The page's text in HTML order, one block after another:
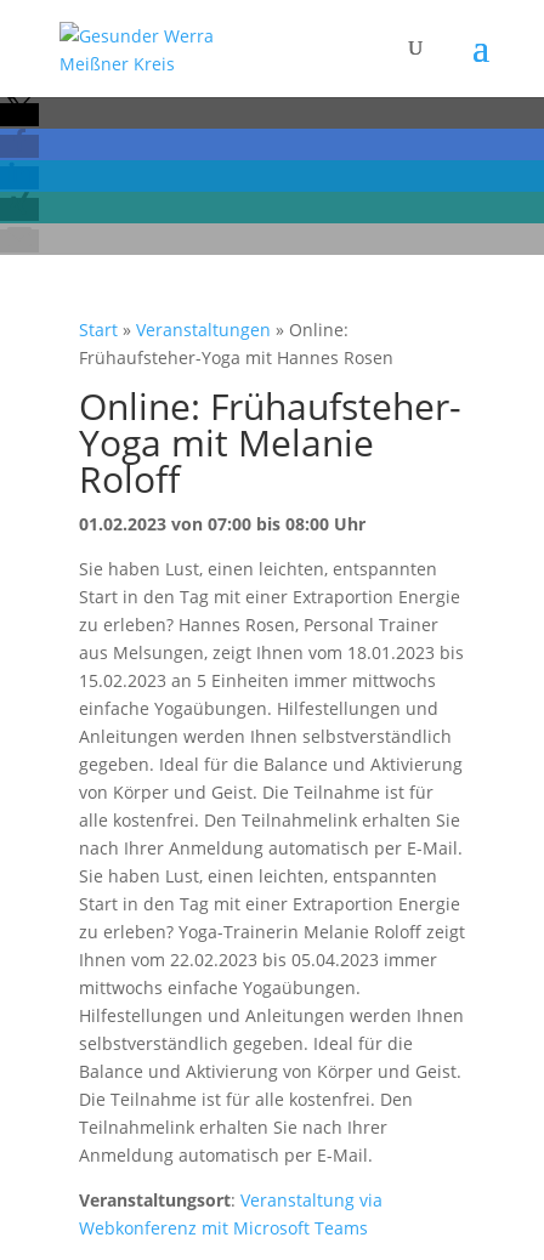
Start » Veranstaltungen » Online:
Frühaufsteher-Yoga mit Hannes Rosen
Online: Frühaufsteher-
Yoga mit Melanie
Roloff
01.02.2023 von 07:00 bis 08:00 Uhr
Sie haben Lust, einen leichten, entspannten
Start in den Tag mit einer Extraportion Energie
zu erleben? Hannes Rosen, Personal Trainer
aus Melsungen, zeigt Ihnen vom 18.01.2023 bis
15.02.2023 an 5 Einheiten immer mittwochs
einfache Yogaübungen. Hilfestellungen und
Anleitungen werden Ihnen selbstverständlich
gegeben. Ideal für die Balance und Aktivierung
von Körper und Geist. Die Teilnahme ist für
alle kostenfrei. Den Teilnahmelink erhalten Sie
nach Ihrer Anmeldung automatisch per E-Mail.
Sie haben Lust, einen leichten, entspannten
Start in den Tag mit einer Extraportion Energie
zu erleben? Yoga-Trainerin Melanie Roloff zeigt
Ihnen vom 22.02.2023 bis 05.04.2023 immer
mittwochs einfache Yogaübungen.
Hilfestellungen und Anleitungen werden Ihnen
selbstverständlich gegeben. Ideal für die
Balance und Aktivierung von Körper und Geist.
Die Teilnahme ist für alle kostenfrei. Den
Teilnahmelink erhalten Sie nach Ihrer
Anmeldung automatisch per E-Mail.
Veranstaltungsort: Veranstaltung via
Webkonferenz mit Microsoft Teams